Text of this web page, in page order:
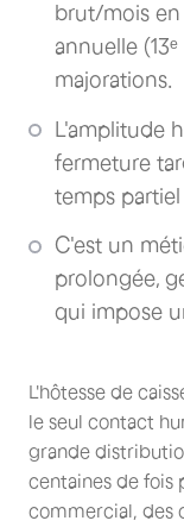
brut/mois
annuelle
majorations.
L'amplitude
fermeture
temps partiel
C'est un
prolongée,
qui impose
L'hôtesse de
le seul contact
grande
centaines de fois
commercial, des